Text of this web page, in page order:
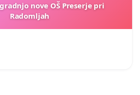
nove OŠ Preserje pri
Radomljah